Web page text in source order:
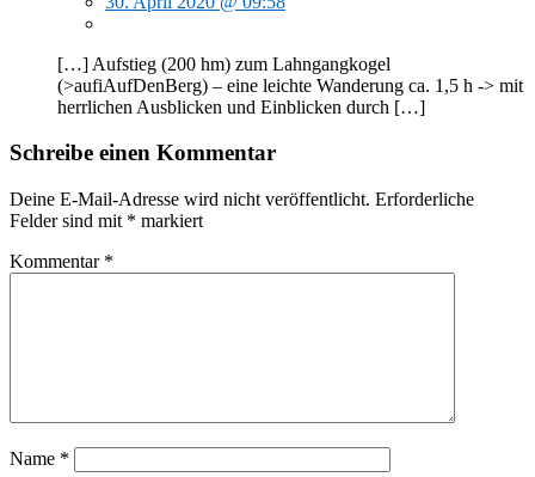
[…] Aufstieg (200 hm) zum Lahngangkogel
(>aufiAufDenBerg) – eine leichte Wanderung ca. 1,5 h -> mit
herrlichen Ausblicken und Einblicken durch […]
Schreibe einen Kommentar
Deine E-Mail-Adresse wird nicht veröffentlicht. Erforderliche
Felder sind mit * markiert
Kommentar *
Name *